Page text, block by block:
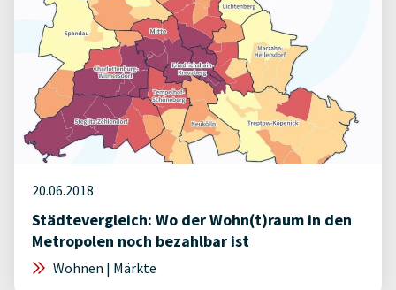
20.06.2018
Städtevergleich: Wo der Wohn(t)raum in den
Metropolen noch bezahlbar ist
Wohnen | Märkte